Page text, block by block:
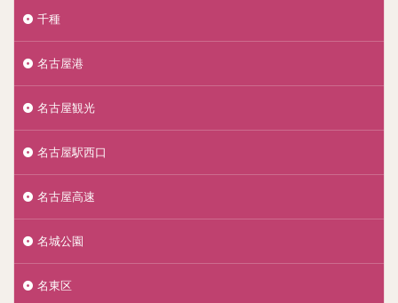
千種
名古屋港
名古屋観光
名古屋駅西口
名古屋高速
名城公園
名東区